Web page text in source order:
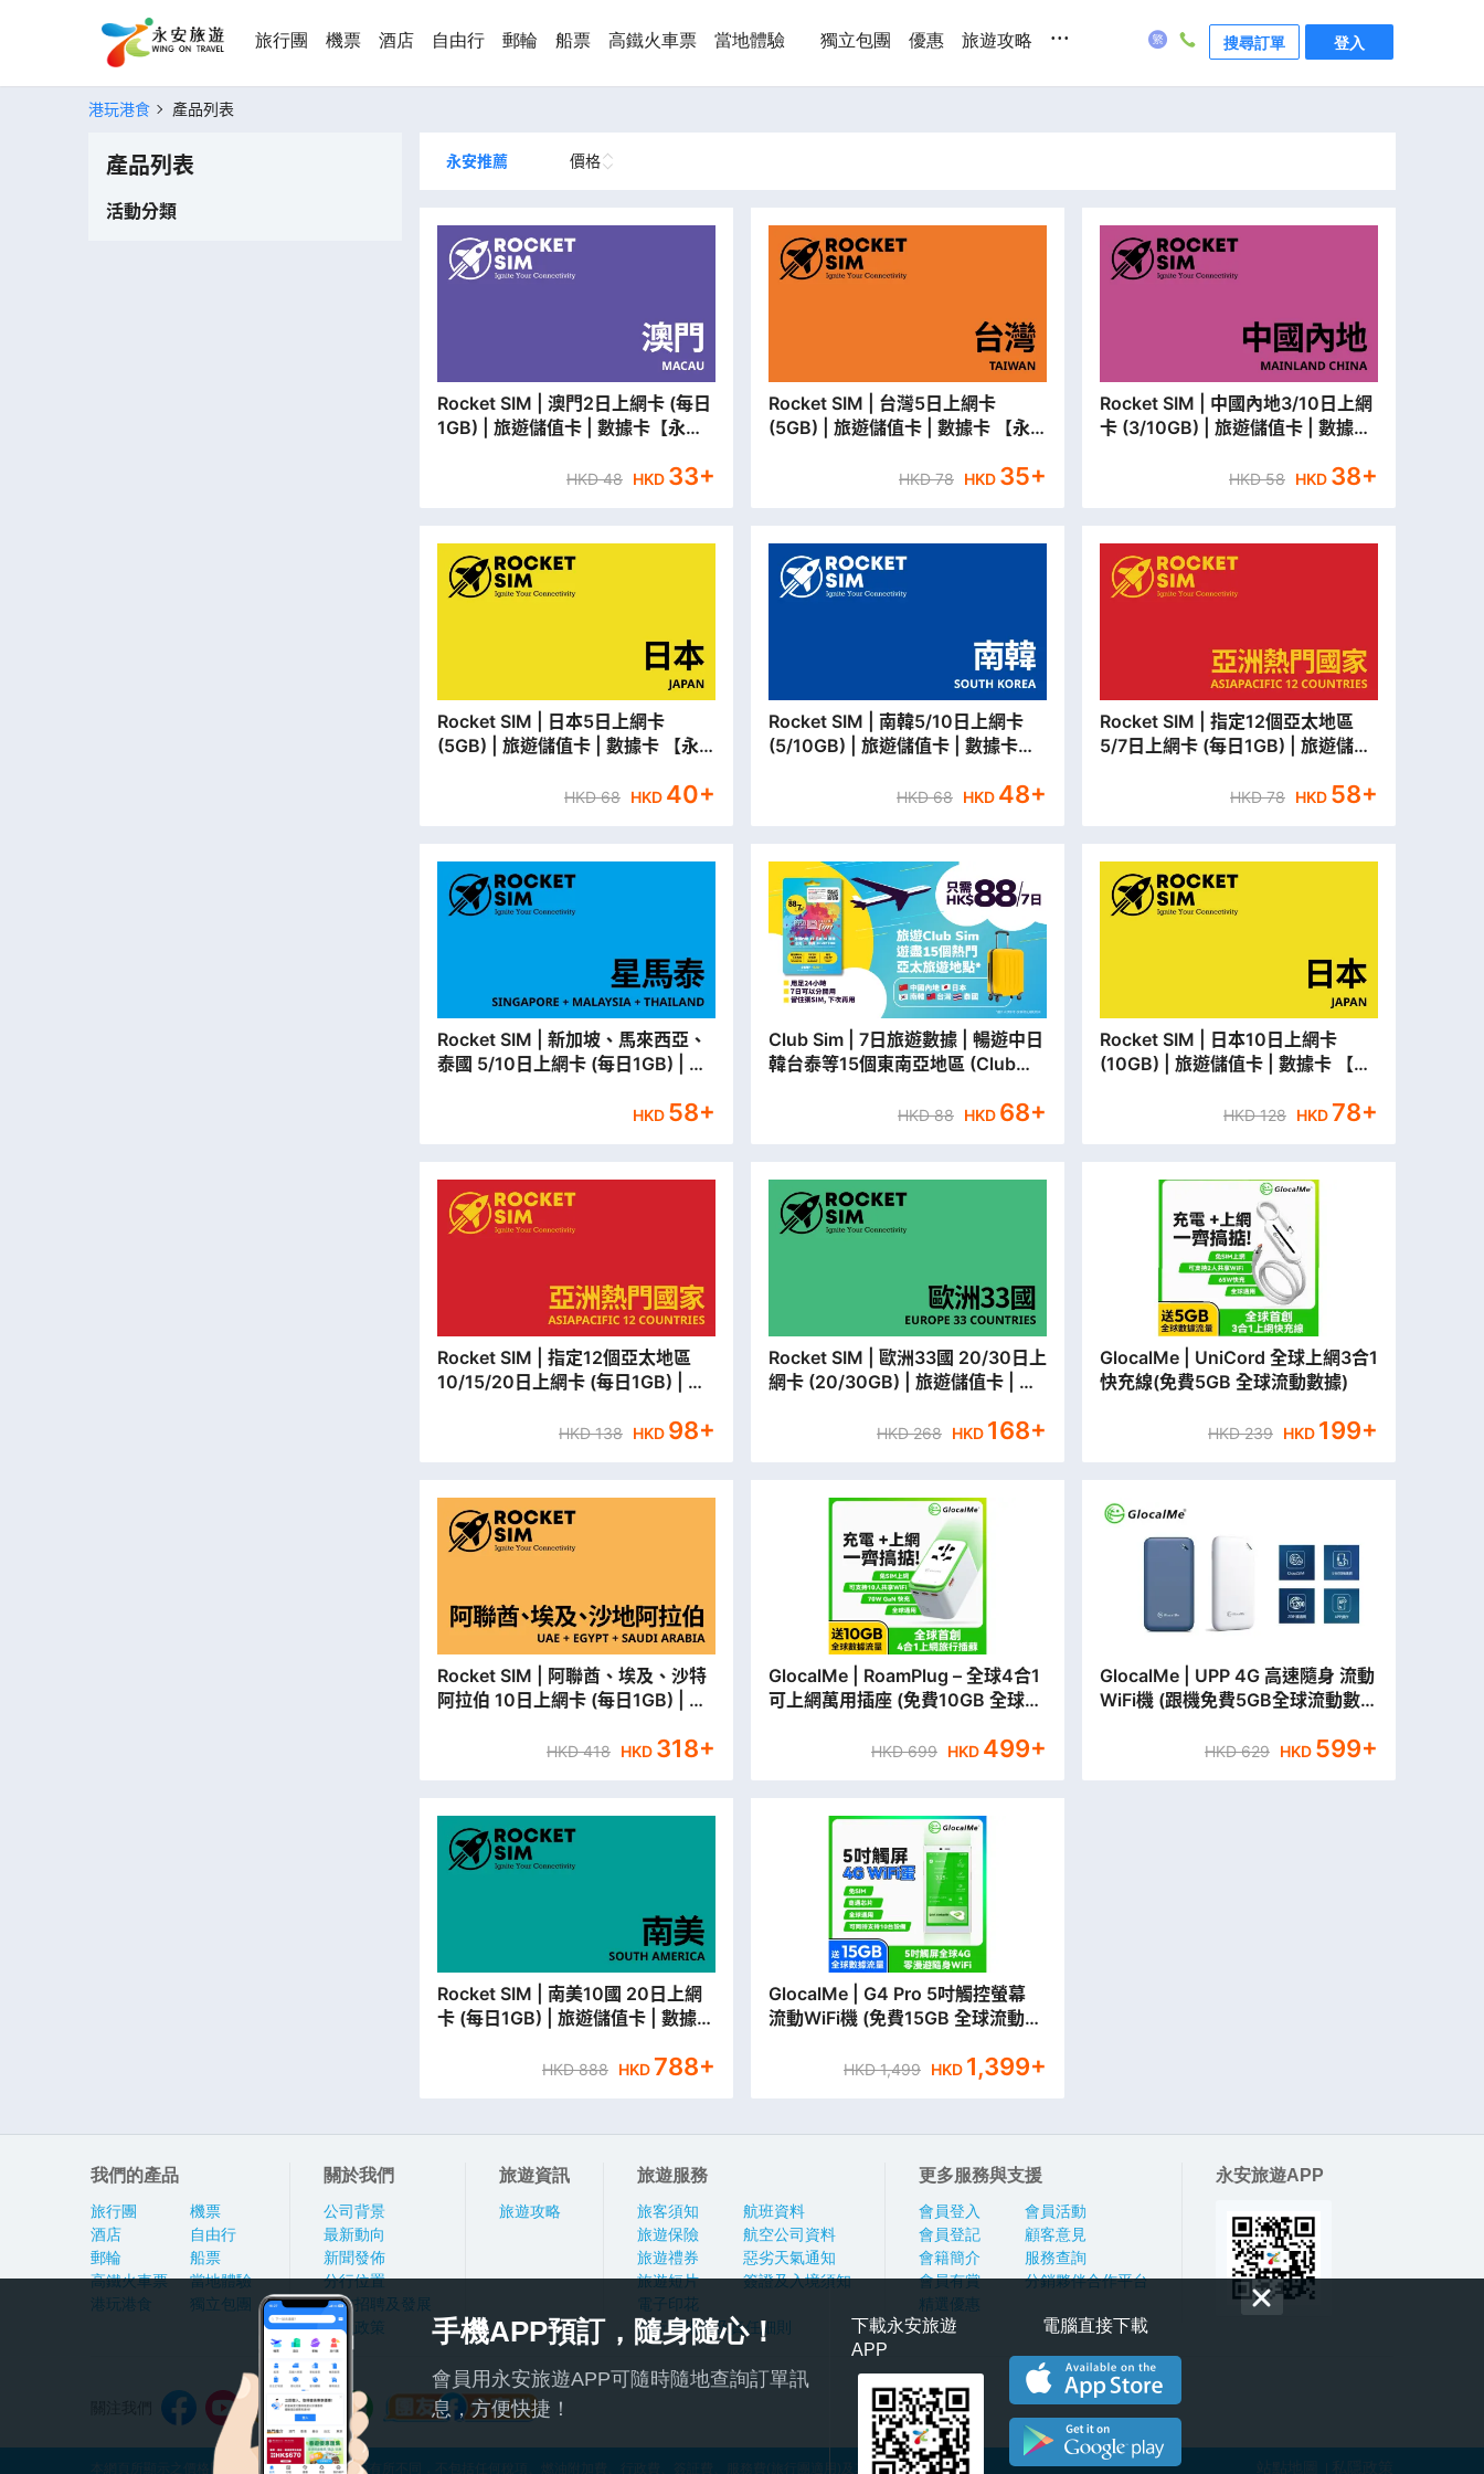
旅行團 機票 酒店 自由行 郵輪 船票 高鐵火車票 當地體驗 獨立包團 優惠 旅遊攻略 ... 搜尋訂單 登入
港玩港食 產品列表
產品列表
活動分類
永安推薦 價格
Rocket SIM | 澳門2日上網卡 (每日
1GB) | 旅遊儲值卡 | 數據卡【永安
HKD48 HKD 33+
Rocket SIM | 台灣5日上網卡
(5GB) | 旅遊儲值卡 | 數據卡 【永
HKD78 HKD 35+
Rocket SIM | 中國內地3/10日上網
卡 (3/10GB) | 旅遊儲值卡 | 數據卡
HKD58 HKD 38+
Rocket SIM | 日本5日上網卡
(5GB) | 旅遊儲值卡 | 數據卡 【永
HKD68 HKD 40+
Rocket SIM | 南韓5/10日上網卡
(5/10GB) | 旅遊儲值卡 | 數據卡
HKD68 HKD 48+
Rocket SIM | 指定12個亞太地區
5/7日上網卡 (每日1GB) | 旅遊儲值
HKD78 HKD 58+
Rocket SIM | 新加坡、馬來西亞、
泰國 5/10日上網卡 (每日1GB) | 旅
HKD 58+
Club Sim | 7日旅遊數據 | 暢遊中日
韓台泰等15個東南亞地區 (Club
HKD88 HKD 68+
Rocket SIM | 日本10日上網卡
(10GB) | 旅遊儲值卡 | 數據卡 【永
HKD128 HKD 78+
Rocket SIM | 指定12個亞太地區
10/15/20日上網卡 (每日1GB) | 旅
本地平郵寄出】HKD138 HKD 98+
Rocket SIM | 歐洲33國 20/30日上
網卡 (20/30GB) | 旅遊儲值卡 | 數
HKD268 HKD 168+
GlocalMe | UniCord 全球上網3合1
快充線(免費5GB 全球流動數據)
HKD239 HKD 199+
Rocket SIM | 阿聯酋、埃及、沙特
阿拉伯 10日上網卡 (每日1GB) | 旅
本地平郵寄出】HKD418 HKD 318+
GlocalMe | RoamPlug – 全球4合1
可上網萬用插座 (免費10GB 全球流
HKD699 HKD 499+
GlocalMe | UPP 4G 高速隨身 流動
WiFi機 (跟機免費5GB全球流動數
HKD629 HKD 599+
Rocket SIM | 南美10國 20日上網
卡 (每日1GB) | 旅遊儲值卡 | 數據卡
HKD888 HKD 788+
GlocalMe | G4 Pro 5吋觸控螢幕
流動WiFi機 (免費15GB 全球流動數
HKD1,499 HKD 1,399+
我們的產品
旅行團
酒店
郵輪
高鐵火車票
港玩港食
機票
自由行
船票
當地體驗
獨立包團
關於我們
公司背景
最新動向
新聞發佈
分行位置
人才招聘及發展
私隱政策
旅遊資訊
旅遊攻略
旅遊服務
旅客須知
旅遊保險
旅遊禮券
旅遊短片
電子印花
航班資料
航空公司資料
惡劣天氣通知
簽證及入境須知
旅行團報名及責任細則
更多服務與支援
會員登入
會員登記
會籍簡介
會員有賞
精選優惠
會員活動
顧客意見
服務查詢
分銷夥伴合作平台
永安旅遊APP
本網頁所顯示之價格因應產品種類及出發日期而有所不同，不包括任何稅項、燃油附加費、行政費、簽証費、服務費(旅行團適用)及其他應繳費用
手機APP預訂，隨身隨心！
會員用永安旅遊APP可隨時隨地查詢訂單訊
息，方便快捷！
下載永安旅遊
APP
電腦直接下載